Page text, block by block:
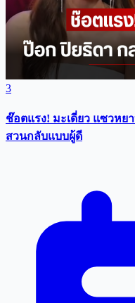
3
ช๊อตแรง! มะเดี่ยว แซวหย
สวนกลับแบบผู้ดี